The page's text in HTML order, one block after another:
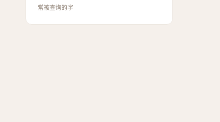
常被查询的字